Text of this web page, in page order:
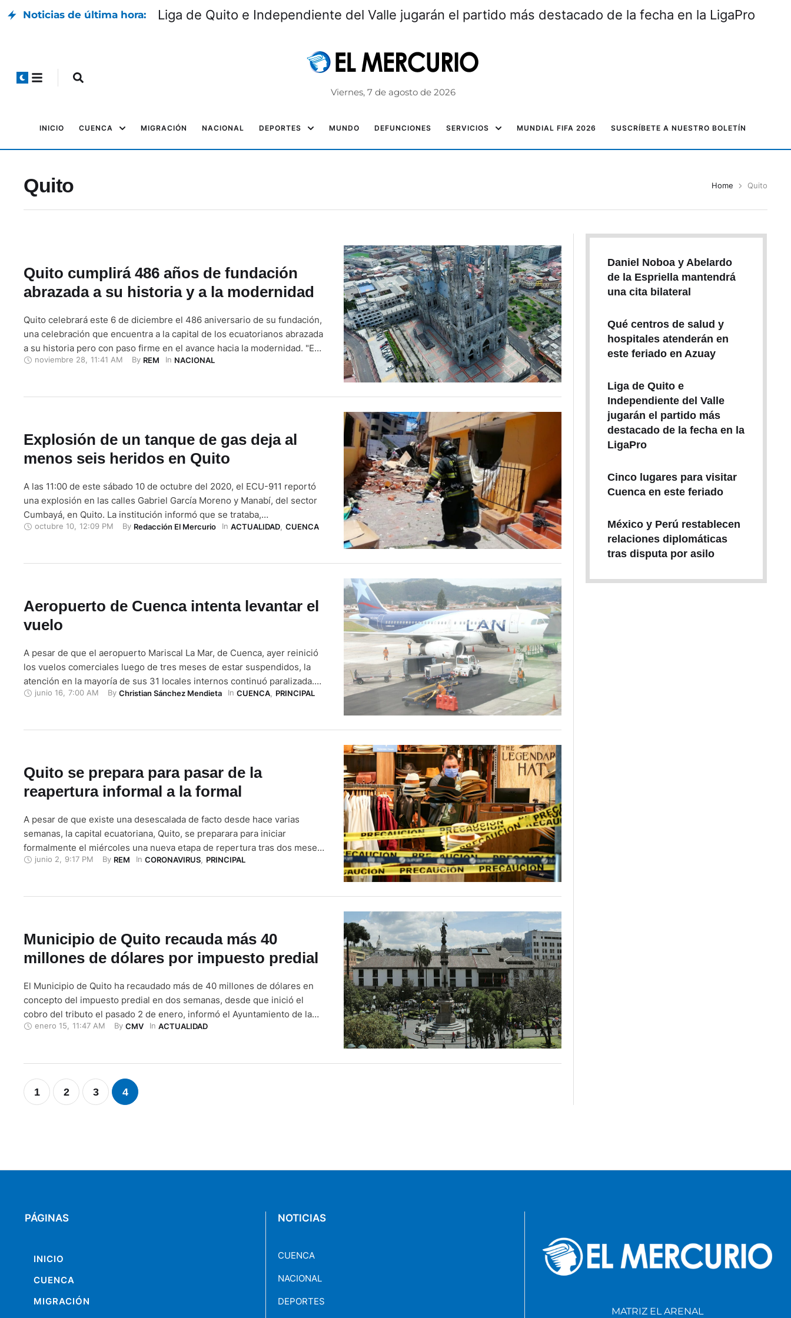
Noticias de última hora: Liga de Quito e Independiente del Valle jugarán el partido más destacado de la fecha en la LigaPro
Viernes, 7 de agosto de 2026
INICIO CUENCA MIGRACIÓN NACIONAL DEPORTES MUNDO DEFUNCIONES SERVICIOS MUNDIAL FIFA 2026 SUSCRÍBETE A NUESTRO BOLETÍN
Quito Home Quito
Quito cumplirá 486 años de fundación
abrazada a su historia y a la modernidad
Quito celebrará este 6 de diciembre el 486 aniversario de su fundación,
una celebración que encuentra a la capital de los ecuatorianos abrazada
a su historia pero con paso firme en el avance hacia la modernidad. "Es
una ciudad que ha crecido, que se ha modernizado, pero que no ha
noviembre 28 11:41 AM By REM In NACIONAL
Explosión de un tanque de gas deja al
menos seis heridos en Quito
A las 11:00 de este sábado 10 de octubre del 2020, el ECU-911 reportó
una explosión en las calles Gabriel García Moreno y Manabí, del sector
Cumbayá, en Quito. La institución informó que se trataba,
presuntamente, de la explosión de un tanque de gas en un local de
octubre 10 12:09 PM By Redacción El Mercurio In ACTUALIDAD, CUENCA
Aeropuerto de Cuenca intenta levantar el
vuelo
A pesar de que el aeropuerto Mariscal La Mar, de Cuenca, ayer reinició
los vuelos comerciales luego de tres meses de estar suspendidos, la
atención en la mayoría de sus 31 locales internos continuó paralizada.
De estos hay siete desocupados, seis de publicidad vigente, seis de
junio 16 7:00 AM By Christian Sánchez Mendieta In CUENCA, PRINCIPAL
Quito se prepara para pasar de la
reapertura informal a la formal
A pesar de que existe una desescalada de facto desde hace varias
semanas, la capital ecuatoriana, Quito, se preparara para iniciar
formalmente el miércoles una nueva etapa de repertura tras dos meses
y medio de aislamiento, período en el que se han contagiado más de
junio 2 9:17 PM By REM In CORONAVIRUS, PRINCIPAL
Municipio de Quito recauda más 40
millones de dólares por impuesto predial
El Municipio de Quito ha recaudado más de 40 millones de dólares en
concepto del impuesto predial en dos semanas, desde que inició el
cobro del tributo el pasado 2 de enero, informó el Ayuntamiento de la
capital de Ecuador. Se trata del pago de una tasa determinada por cada
enero 15, 11:47 AM By CMV In ACTUALIDAD
1 2 3 4
Daniel Noboa y Abelardo
de la Espriella mantendrá
una cita bilateral
Qué centros de salud y
hospitales atenderán en
este feriado en Azuay
Liga de Quito e
Independiente del Valle
jugarán el partido más
destacado de la fecha en la
LigaPro
Cinco lugares para visitar
Cuenca en este feriado
México y Perú restablecen
relaciones diplomáticas
tras disputa por asilo
PÁGINAS
INICIO
CUENCA
MIGRACIÓN
NOTICIAS
CUENCA
NACIONAL
DEPORTES
MATRIZ EL ARENAL